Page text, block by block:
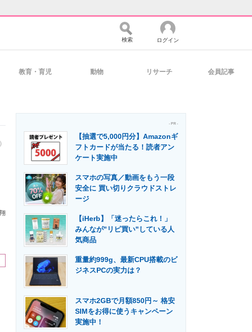
ーダーのコミュニティ マーケ×ITの今がよく分かる
のIT導入・活用を支援
ギーの専門メディア 建設×テクノロジーの最前線
検索 ログイン
教育・育児 動物 リサーチ 会員記事
- PR -
【抽選で5,000円分】Amazonギ
フトカードが当たる！読者アン
ケート実施中
スマホの写真／動画をもう一段
安全に 買い切りクラウドストレ
ージ
【iHerb】「迷ったらこれ！」
みんなが"リピ買い"している人
気商品
重量約999g、最新CPU搭載のビ
ジネスPCの実力は？
スマホ2GBで月額850円～ 格安
SIMをお得に使うキャンペーン
実施中！